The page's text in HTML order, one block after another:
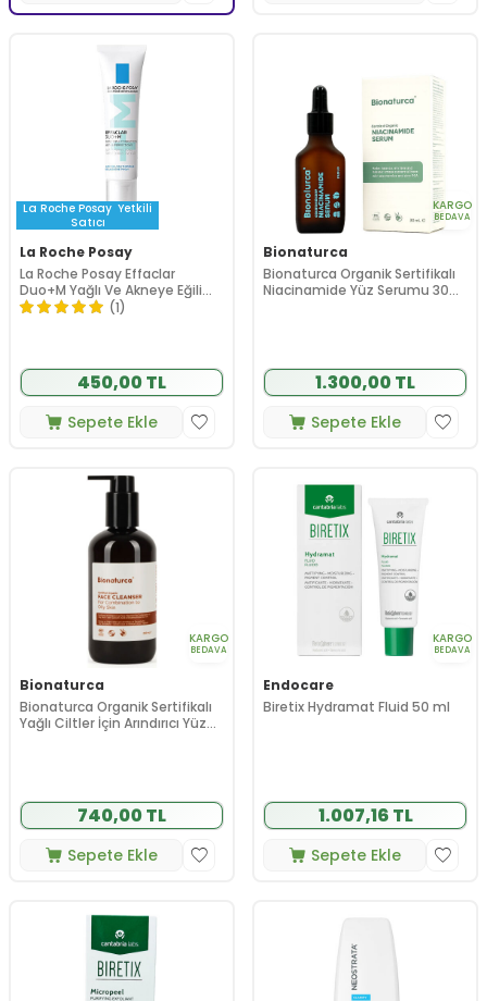
La Roche Posay Yetkili
Satıcı
La Roche Posay
La Roche Posay Effaclar
Duo+M Yağlı Ve Akneye Eğilimli
Ciltler için Yüz Bakım Kremi 15
(1)
450,00 TL
Sepete Ekle
KARGO
BEDAVA
Bionaturca
Bionaturca Organik Sertifikalı
Niacinamide Yüz Serumu 30
1.300,00 TL
Sepete Ekle
KARGO
BEDAVA
Bionaturca
Bionaturca Organik Sertifikalı
Yağlı Ciltler İçin Arındırıcı Yüz
740,00 TL
Sepete Ekle
KARGO
BEDAVA
Endocare
Biretix Hydramat Fluid 50 ml
1.007,16 TL
Sepete Ekle